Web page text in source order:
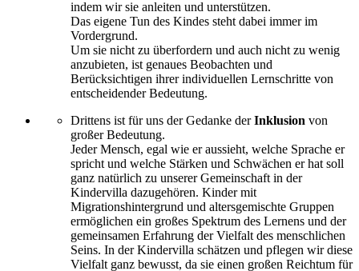
indem wir sie anleiten und unterstützen.
Das eigene Tun des Kindes steht dabei immer im
Vordergrund.
Um sie nicht zu überfordern und auch nicht zu wenig
anzubieten, ist genaues Beobachten und
Berücksichtigen ihrer individuellen Lernschritte von
entscheidender Bedeutung.
Drittens ist für uns der Gedanke der Inklusion von
großer Bedeutung.
Jeder Mensch, egal wie er aussieht, welche Sprache er
spricht und welche Stärken und Schwächen er hat soll
ganz natürlich zu unserer Gemeinschaft in der
Kindervilla dazugehören. Kinder mit
Migrationshintergrund und altersgemischte Gruppen
ermöglichen ein großes Spektrum des Lernens und der
gemeinsamen Erfahrung der Vielfalt des menschlichen
Seins. In der Kindervilla schätzen und pflegen wir diese
Vielfalt ganz bewusst, da sie einen großen Reichtum für